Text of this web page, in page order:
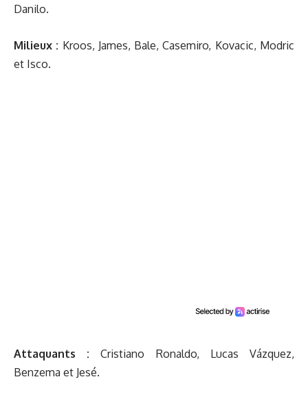
Danilo.
Milieux : Kroos, James, Bale, Casemiro, Kovacic, Modric
et Isco.
Attaquants : Cristiano Ronaldo, Lucas Vázquez,
Benzema et Jesé.